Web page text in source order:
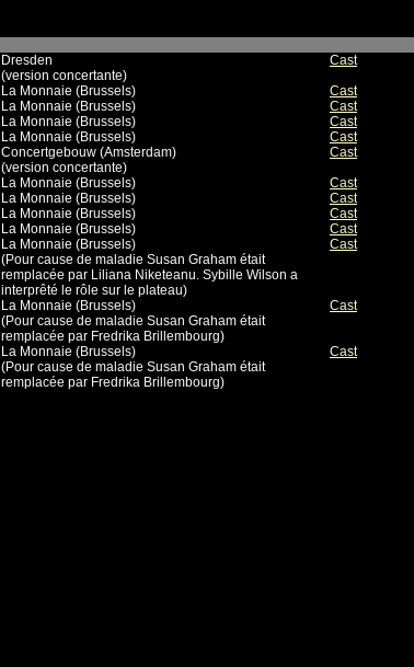
Dresden
(version concertante)
Cast
La Monnaie (Brussels)
Cast
La Monnaie (Brussels)
Cast
La Monnaie (Brussels)
Cast
La Monnaie (Brussels)
Cast
Concertgebouw (Amsterdam)
(version concertante)
Cast
La Monnaie (Brussels)
Cast
La Monnaie (Brussels)
Cast
La Monnaie (Brussels)
Cast
La Monnaie (Brussels)
Cast
La Monnaie (Brussels)
(Pour cause de maladie Susan Graham était
remplacée par Liliana Niketeanu. Sybille Wilson a
interprêté le rôle sur le plateau)
Cast
La Monnaie (Brussels)
(Pour cause de maladie Susan Graham était
remplacée par Fredrika Brillembourg)
Cast
La Monnaie (Brussels)
(Pour cause de maladie Susan Graham était
remplacée par Fredrika Brillembourg)
Cast